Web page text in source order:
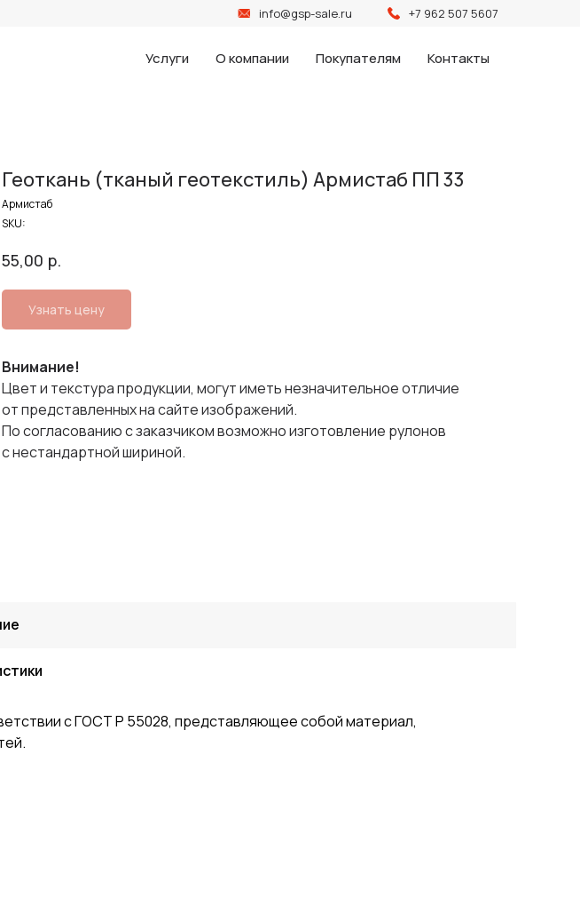
info@gsp-sale.ru +7 962 507 5607
Услуги О компании Покупателям Контакты
Геоткань (тканый геотекстиль) Армистаб ПП 33
Армистаб
SKU:
55,00 р.
Узнать цену
Внимание!
Цвет и текстура продукции, могут иметь незначительное отличие
от представленных на сайте изображений.
По согласованию с заказчиком возможно изготовление рулонов
с нестандартной шириной.
с ГОСТ Р 55028, представляющее собой материал,